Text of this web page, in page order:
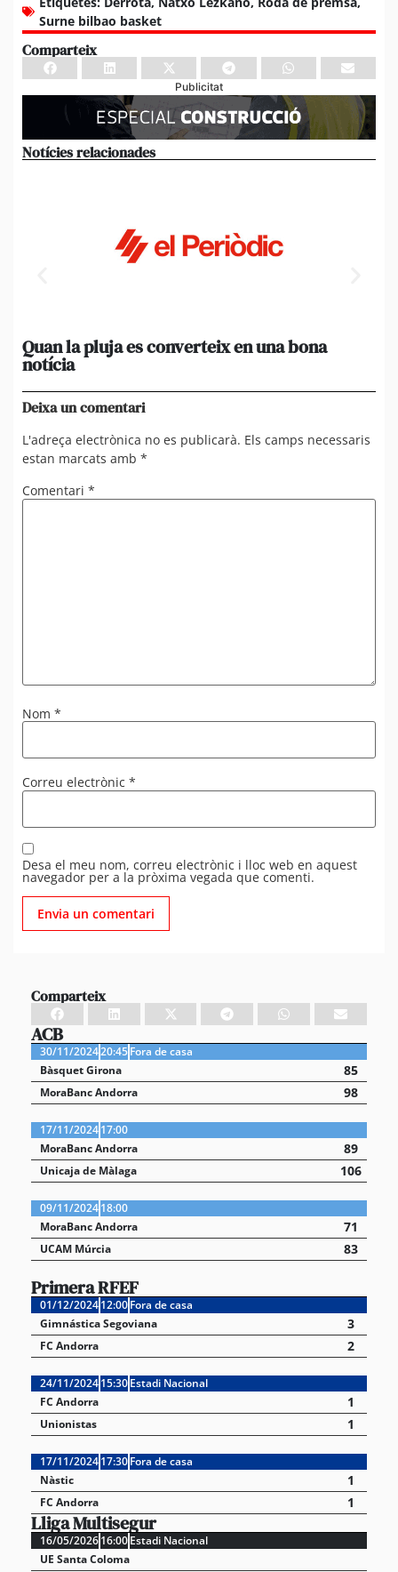
Surne bilbao basket
Comparteix
Publicitat
Notícies relacionades
Quan la pluja es converteix en una bona
notícia
Deixa un comentari
L'adreça electrònica no es publicarà. Els camps necessaris
estan marcats amb *
Comentari *
Nom *
Correu electrònic *
Desa el meu nom, correu electrònic i lloc web en aquest
navegador per a la pròxima vegada que comenti.
Comparteix
ACB
30/11/202420:45Fora de casa
Bàsquet Girona
85
MoraBanc Andorra 98
17/11/202417:00
MoraBanc Andorra
89
Unicaja de Màlaga 106
09/11/202418:00
MoraBanc Andorra
71
UCAM Múrcia 83
Primera RFEF
01/12/202412:00Fora de casa
Gimnástica Segoviana
3
FC Andorra 2
24/11/202415:30Estadi Nacional
FC Andorra
1
Unionistas 1
17/11/202417:30Fora de casa
Nàstic
1
FC Andorra 1
Lliga Multisegur
16/05/202616:00Estadi Nacional
UE Santa Coloma